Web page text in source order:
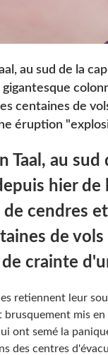
au sud de la
gigantesque
centaines de
éruption
Taal, au
hier de
cendres
de
crainte
retiennent leur
brusquement mis
ont semé la
des centres